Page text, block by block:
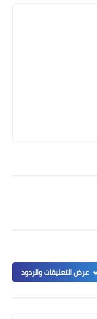
عرض التعليقات والردود